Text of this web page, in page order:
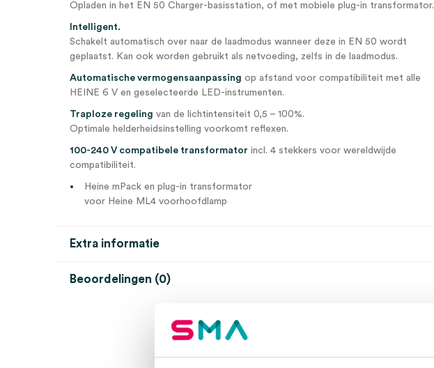
Opladen in het EN 50 Charger-basisstation, of met mobiele plug-in transformator.
Intelligent.
Schakelt automatisch over naar de laadmodus wanneer deze in EN 50 wordt
geplaatst. Kan ook worden gebruikt als netvoeding, zelfs in de laadmodus.
Automatische vermogensaanpassing op afstand voor compatibiliteit met alle
HEINE 6 V en geselecteerde LED-instrumenten.
Traploze regeling van de lichtintensiteit 0,5 – 100%.
Optimale helderheidsinstelling voorkomt reflexen.
100-240 V compatibele transformator incl. 4 stekkers voor wereldwijde
compatibiliteit.
Heine mPack en plug-in transformator
voor Heine ML4 voorhoofdlamp
Extra informatie
Beoordelingen (0)